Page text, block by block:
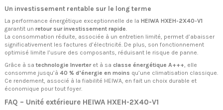
Un investissement rentable sur le long terme
La performance énergétique exceptionnelle de la HEIWA HXEH-2X40-V1
garantit un retour sur investissement rapide
La consommation réduite, associée à un entretien limité, permet d’abaisser
significativement les factures d’électricité. De plus, son fonctionnement
optimisé limite l’usure des composants, réduisant le risque de panne.
Grâce à sa technologie Inverteret à sa classe énergétique A+++, elle
consomme jusqu’à 40 % d’énergie en moins qu’une climatisation classique.
Ce rendement, associé à la fiabilité HEIWA, en fait un choix durable et
économique pour tout foyer.
FAQ – Unité extérieure HEIWA HXEH-2X40-V1